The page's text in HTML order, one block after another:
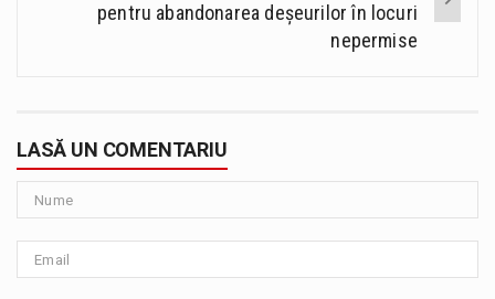
pentru abandonarea deșeurilor în locuri
nepermise
LASĂ UN COMENTARIU